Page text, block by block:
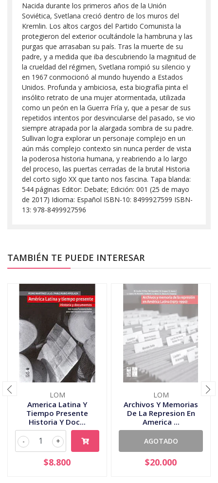
Nacida durante los primeros años de la Unión
Soviética, Svetlana creció dentro de los muros del
Kremlin. Los altos cargos del Partido Comunista la
protegieron del exterior ocultándole la hambruna y las
purgas que arrasaban su país. Tras la muerte de su
padre, y a medida que iba descubriendo la magnitud de
la crueldad del régimen, Svetlana rompió su silencio y
en 1967 conmocionó al mundo huyendo a Estados
Unidos. Profunda y ambiciosa, esta biografía pinta el
insólito retrato de una mujer atormentada, utilizada
como un peón en la Guerra Fría y, que a pesar de sus
repetidos intentos por desvincularse del pasado, se vio
siempre atrapada por la alargada sombra de su padre.
Sullivan logra explorar un personaje complejo en un
aún más complejo contexto sin nunca perder de vista
la poderosa historia humana, y reabriendo a lo largo
del proceso, las puertas cerradas de la brutal Historia
del corto siglo XX que tanto nos fascina. Tapa blanda:
544 páginas Editor: Debate; Edición: 001 (25 de mayo
de 2017) Idioma: Español ISBN-10: 8499927599 ISBN-
13: 978-8499927596
TAMBIÉN TE PUEDE INTERESAR
LOM
America Latina Y
Tiempo Presente
Historia Y Doc...
+
-
$8.800
LOM
Archivos Y Memorias
De La Represion En
America ...
AGOTADO
$20.000